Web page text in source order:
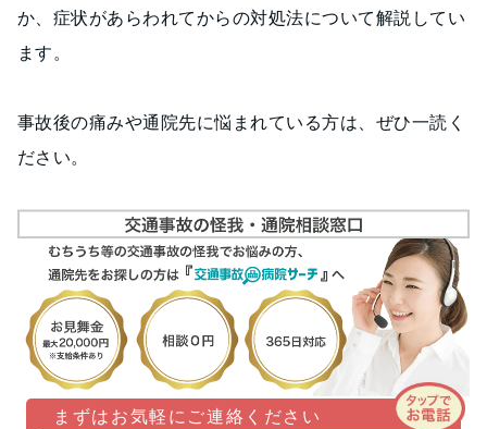
か、症状があらわれてからの対処法について解説してい
ます。
事故後の痛みや通院先に悩まれている方は、ぜひ一読く
ださい。
まずはお気軽にご連絡ください